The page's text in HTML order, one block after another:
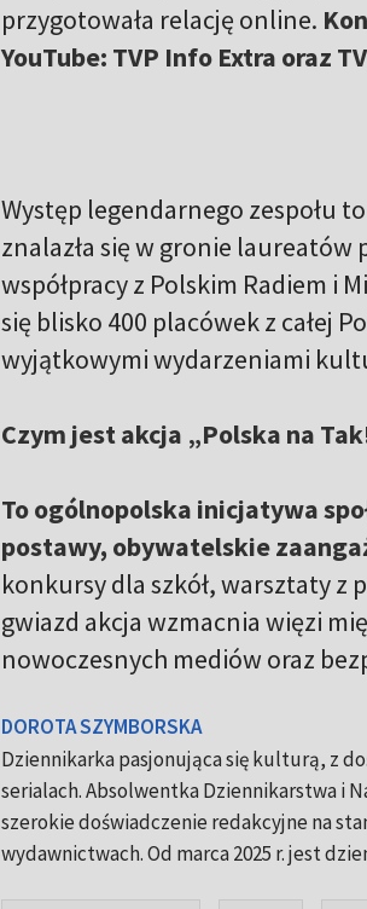
przygotowała relację online.
YouTube: TVP Info Extra oraz
Występ legendarnego zespołu
znalazła się w gronie
współpracy z Polskim Radiem i
się blisko 400 placówek z całej
wyjątkowymi wydarzeniami
Czym jest akcja „Polska na
To ogólnopolska inicjatywa
postawy, obywatelskie
konkursy dla szkół, warsztaty
gwiazd akcja wzmacnia więzi
nowoczesnych mediów oraz
DOROTA SZYMBORSKA
Dziennikarka pasjonująca się kulturą, z
serialach. Absolwentka Dziennikarstwa i
szerokie doświadczenie redakcyjne na
wydawnictwach. Od marca 2025 r. jest